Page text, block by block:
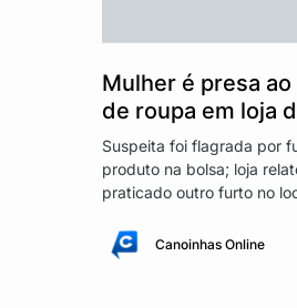
Mulher é presa
de roupa em loja
Suspeita foi flagrada por
produto na bolsa; loja
praticado outro furto no
Canoinhas Online